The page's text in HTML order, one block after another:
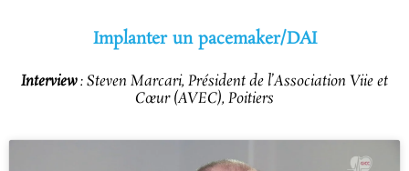
Implanter un pacemaker/DAI
Interview: Steven Marcari, Président de l’Association Viie et
Cœur (AVEC), Poitiers